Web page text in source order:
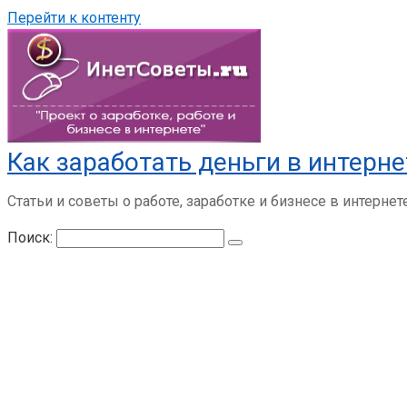
Перейти к контенту
Как заработать деньги в
Статьи и советы о работе, заработке и бизнесе в
Поиск: